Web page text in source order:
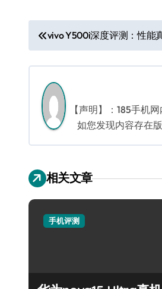
文
章
导
航
vivo Y500i深度评测：性能
【声明】：185手机
如您发现内容存在
相关文章
手机评测